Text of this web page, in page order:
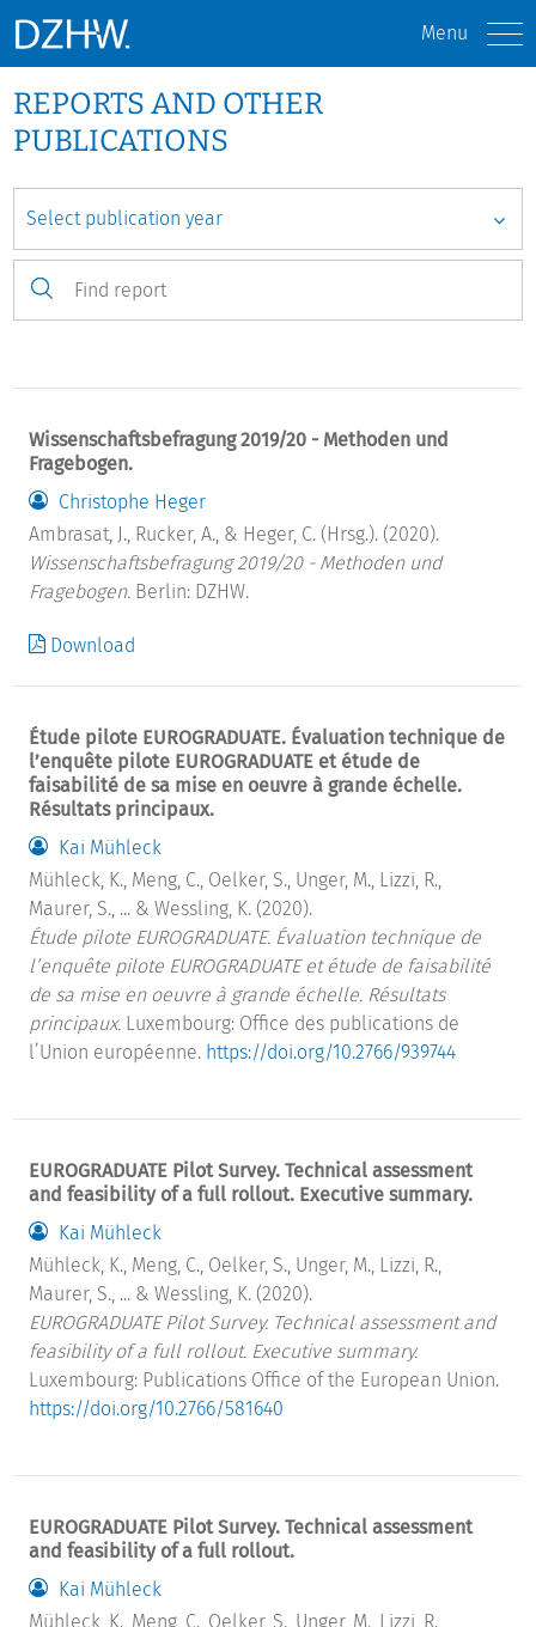
Menu
REPORTS AND OTHER
PUBLICATIONS
Wissenschaftsbefragung 2019/20 - Methoden und
Fragebogen.
Christophe Heger
Ambrasat, J., Rucker, A., & Heger, C. (Hrsg.). (2020).
Wissenschaftsbefragung 2019/20 - Methoden und
Fragebogen. Berlin: DZHW.
Download
Étude pilote EUROGRADUATE. Évaluation technique de
l’enquête pilote EUROGRADUATE et étude de
faisabilité de sa mise en oeuvre à grande échelle.
Résultats principaux.
Kai Mühleck
Mühleck, K., Meng, C., Oelker, S., Unger, M., Lizzi, R.,
Maurer, S., ... & Wessling, K. (2020).
Étude pilote EUROGRADUATE. Évaluation technique de
l’enquête pilote EUROGRADUATE et étude de faisabilité
de sa mise en oeuvre à grande échelle. Résultats
principaux. Luxembourg: Office des publications de
l’Union européenne. https://doi.org/10.2766/939744
EUROGRADUATE Pilot Survey. Technical assessment
and feasibility of a full rollout. Executive summary.
Kai Mühleck
Mühleck, K., Meng, C., Oelker, S., Unger, M., Lizzi, R.,
Maurer, S., ... & Wessling, K. (2020).
EUROGRADUATE Pilot Survey. Technical assessment and
feasibility of a full rollout. Executive summary.
Luxembourg: Publications Office of the European Union.
https://doi.org/10.2766/581640
EUROGRADUATE Pilot Survey. Technical assessment
and feasibility of a full rollout.
Kai Mühleck
Mühleck, K., Meng, C., Oelker, S., Unger, M., Lizzi, R.,